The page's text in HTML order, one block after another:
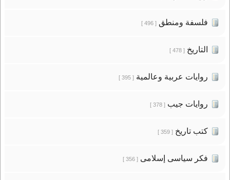
فلسفة ومنطق[ 496 ]
التاريخ[ 478 ]
روايات عربية وعالمية[ 395 ]
روايات جيب[ 378 ]
كتب تاريخ[ 359 ]
فكر سياسى إسلامى[ 356 ]